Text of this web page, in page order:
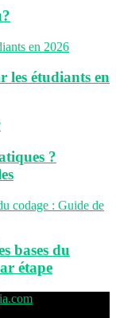
les étudiants en
?
bases du
étape